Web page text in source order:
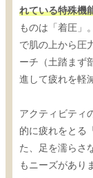
れている特殊機
ものは「着圧」
で肌の上から圧
ーチ（土踏まず
進して疲れを軽
アクティビティ
的に疲れをとる
た、足を濡らさ
もニーズがあり